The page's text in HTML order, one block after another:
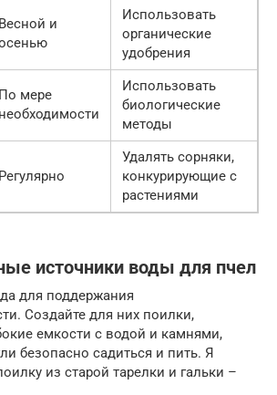
Весной и
Использовать
органические
удобрения
По мере
необходимости
Использовать
биологические
методы
Регулярно
Удалять сорняки,
конкурирующие с
растениями
источники воды для пчел
для поддержания
Создайте для них поилки,
емкости с водой и камнями,
безопасно садиться и пить. Я
из старой тарелки и гальки –